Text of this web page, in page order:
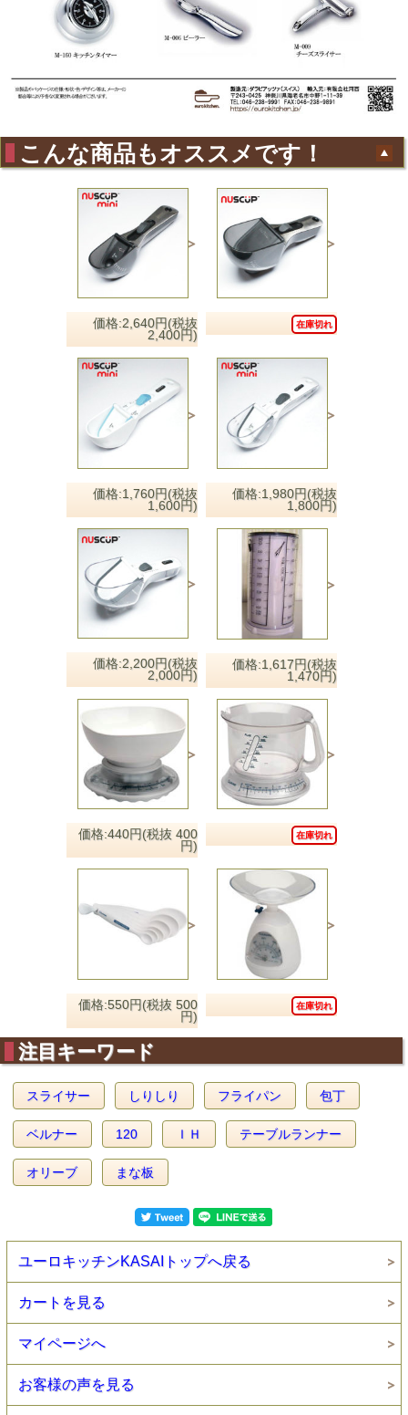
こんな商品もオススメです！
価格:2,640円(税抜
2,400円)
在庫切れ
価格:1,760円(税抜
1,600円)
価格:1,980円(税抜
1,800円)
価格:2,200円(税抜
2,000円)
価格:1,617円(税抜
1,470円)
価格:440円(税抜 400
円)
在庫切れ
価格:550円(税抜 500
円)
在庫切れ
注目キーワード
スライサー しりしり フライパン 包丁
ベルナー 120 ＩＨ テーブルランナー
オリーブ まな板
ユーロキッチンKASAIトップへ戻る
カートを見る
マイページへ
お客様の声を見る